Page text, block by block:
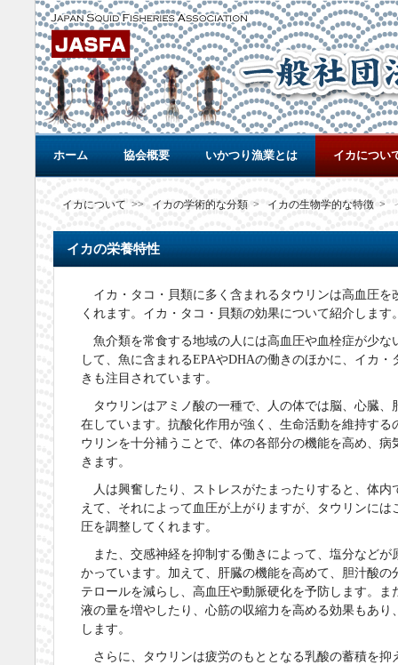
ホーム 協会概要 いかつり漁業とは イカについ
イカについて >> イカの学術的な分類 > イカの生物学的な特徴 >
イカの栄養特性
イカ・タコ・貝類に多く含まれるタウリンは高血圧
くれます。イカ・タコ・貝類の効果について紹介します
魚介類を常食する地域の人には高血圧や血栓症が少
して、魚に含まれるEPAやDHAの働きのほかに、イカ
きも注目されています。
タウリンはアミノ酸の一種で、人の体では脳、心臓
在しています。抗酸化作用が強く、生命活動を維持す
ウリンを十分補うことで、体の各部分の機能を高め、
きます。
人は興奮したり、ストレスがたまったりすると、体
えて、それによって血圧が上がりますが、タウリンに
圧を調整してくれます。
また、交感神経を抑制する働きによって、塩分など
かっています。加えて、肝臓の機能を高めて、胆汁酸
テロールを減らし、高血圧や動脈硬化を予防します。
液の量を増やしたり、心筋の収縮力を高める効果もあ
します。
さらに、タウリンは疲労のもととなる乳酸の蓄積を